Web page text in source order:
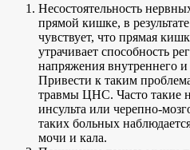
Несостоятельность
прямой кишке, в
чувствует, что прямая
утрачивает способность
напряжения внутреннего
Привести к таким
травмы ЦНС. Часто такие
инсульта или черепно-
таких больных
мочи и кала.